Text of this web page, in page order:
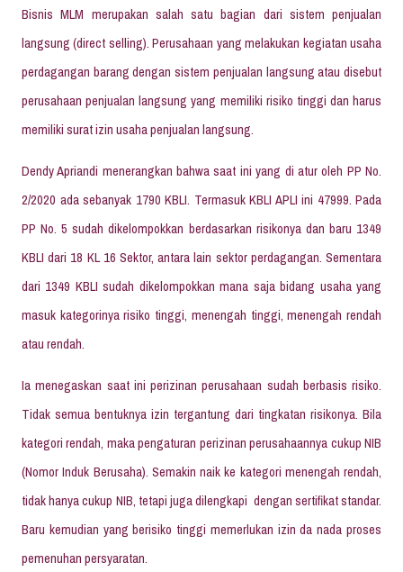
Bisnis MLM merupakan salah satu bagian dari sistem penjualan
langsung (direct selling). Perusahaan yang melakukan kegiatan usaha
perdagangan barang dengan sistem penjualan langsung atau disebut
perusahaan penjualan langsung yang memiliki risiko tinggi dan harus
memiliki surat izin usaha penjualan langsung.
Dendy Apriandi menerangkan bahwa saat ini yang di atur oleh PP No.
2/2020 ada sebanyak 1790 KBLI. Termasuk KBLI APLI ini 47999. Pada
PP No. 5 sudah dikelompokkan berdasarkan risikonya dan baru 1349
KBLI dari 18 KL 16 Sektor, antara lain sektor perdagangan. Sementara
dari 1349 KBLI sudah dikelompokkan mana saja bidang usaha yang
masuk kategorinya risiko tinggi, menengah tinggi, menengah rendah
atau rendah.
Ia menegaskan saat ini perizinan perusahaan sudah berbasis risiko.
Tidak semua bentuknya izin tergantung dari tingkatan risikonya. Bila
kategori rendah, maka pengaturan perizinan perusahaannya cukup NIB
(Nomor Induk Berusaha). Semakin naik ke kategori menengah rendah,
tidak hanya cukup NIB, tetapi juga dilengkapi dengan sertifikat standar.
Baru kemudian yang berisiko tinggi memerlukan izin da nada proses
pemenuhan persyaratan.